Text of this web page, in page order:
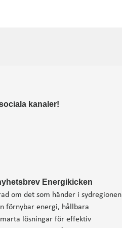
Energikicken
om det som händer i sydregionen
förnybar energi, hållbara
lösningar för effektiv
kanaler!